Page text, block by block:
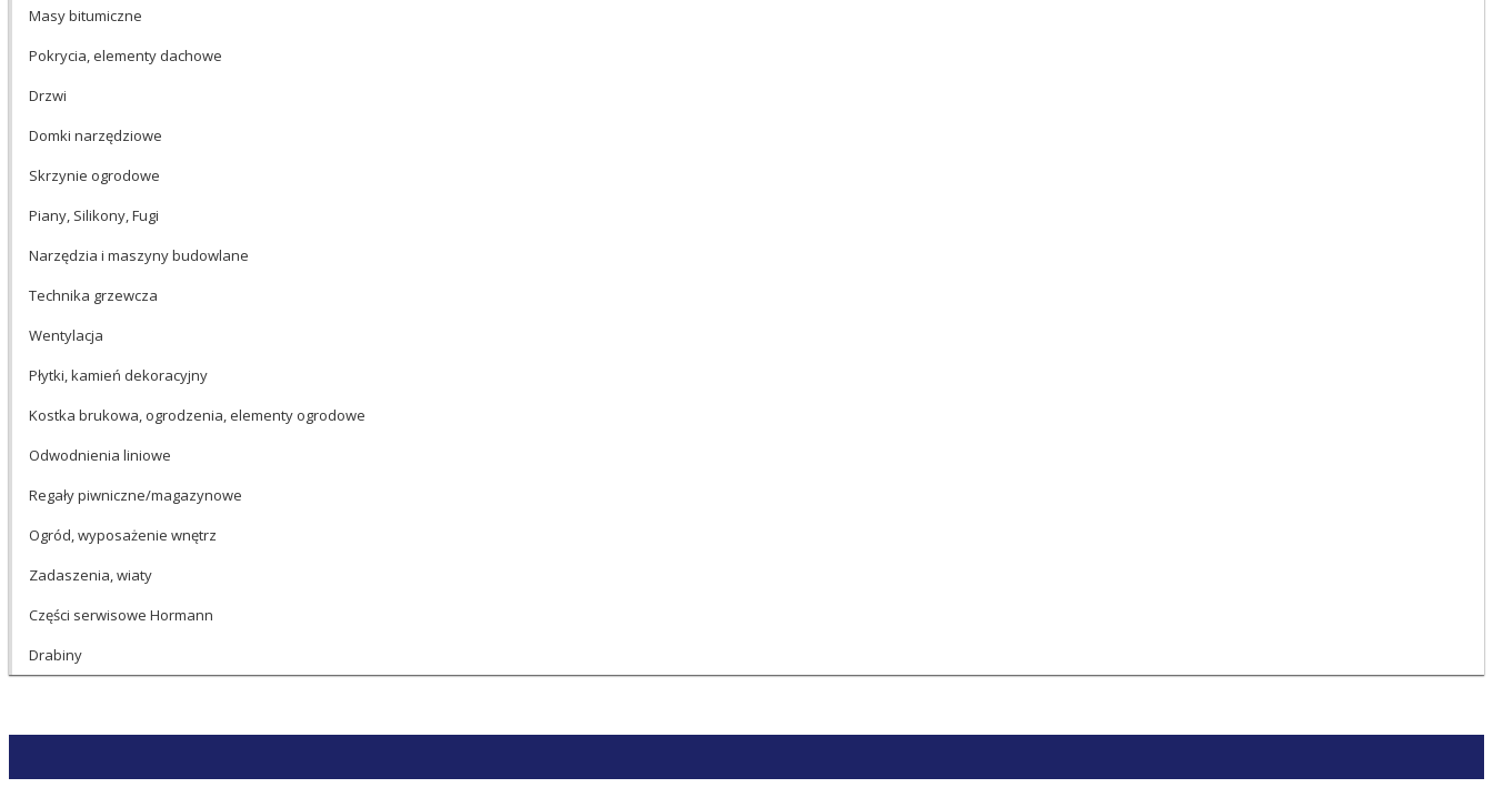
Masy bitumiczne
Pokrycia, elementy dachowe
Drzwi
Domki narzędziowe
Skrzynie ogrodowe
Piany, Silikony, Fugi
Narzędzia i maszyny budowlane
Technika grzewcza
Wentylacja
Płytki, kamień dekoracyjny
Kostka brukowa, ogrodzenia, elementy ogrodowe
Odwodnienia liniowe
Regały piwniczne/magazynowe
Ogród, wyposażenie wnętrz
Zadaszenia, wiaty
Części serwisowe Hormann
Drabiny